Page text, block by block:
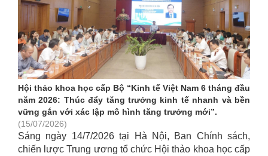
Hội thảo khoa học cấp Bộ “Kinh tế Việt Nam 6 tháng đầu
năm 2026: Thúc đẩy tăng trưởng kinh tế nhanh và bền
vững gắn với xác lập mô hình tăng trưởng mới”.
(15/07/2026)
Sáng ngày 14/7/2026 tại Hà Nội, Ban Chính sách,
chiến lược Trung ương tổ chức Hội thảo khoa học cấp